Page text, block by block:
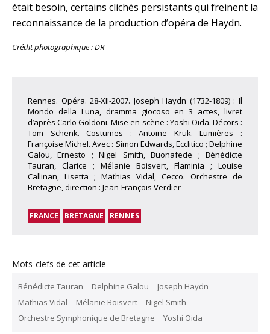
était besoin, certains clichés persistants qui freinent la
reconnaissance de la production d’opéra de Haydn.
Crédit photographique : DR
Rennes. Opéra. 28-XII-2007. Joseph Haydn (1732-1809) : Il
Mondo della Luna, dramma giocoso en 3 actes, livret
d’après Carlo Goldoni. Mise en scène : Yoshi Oida. Décors :
Tom Schenk. Costumes : Antoine Kruk. Lumières :
Françoise Michel. Avec : Simon Edwards, Ecclitico ; Delphine
Galou, Ernesto ; Nigel Smith, Buonafede ; Bénédicte
Tauran, Clarice ; Mélanie Boisvert, Flaminia ; Louise
Callinan, Lisetta ; Mathias Vidal, Cecco. Orchestre de
Bretagne, direction : Jean-François Verdier
FRANCE BRETAGNE RENNES
Mots-clefs de cet article
Bénédicte Tauran Delphine Galou
Joseph Haydn
Mathias Vidal
Mélanie Boisvert
Nigel Smith
Orchestre Symphonique de Bretagne
Yoshi Oida